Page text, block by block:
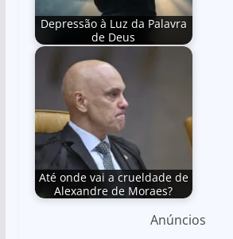
Depressão à Luz da Palavra
de Deus
Até onde vai a crueldade de
Alexandre de Moraes?
Anúncios